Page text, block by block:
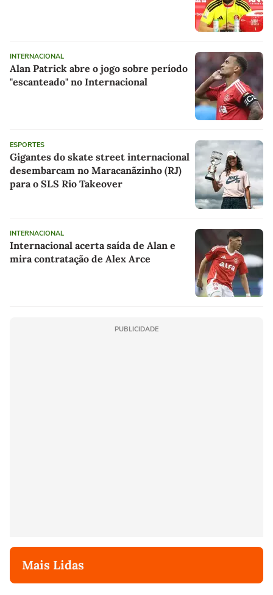
INTERNACIONAL
Alan Patrick abre o jogo sobre período
"escanteado" no Internacional
ESPORTES
Gigantes do skate street internacional
desembarcam no Maracanãzinho (RJ)
para o SLS Rio Takeover
INTERNACIONAL
Internacional acerta saída de Alan e
mira contratação de Alex Arce
PUBLICIDADE
Mais Lidas